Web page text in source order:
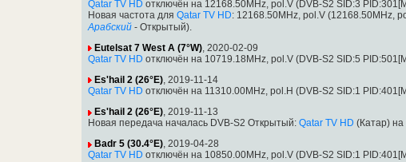
Qatar TV HD отключён на 12168.50MHz, pol.V (DVB-S2 SID:3
Новая частота для Qatar TV HD: 12168.50MHz, pol.V (12168.50MHz,
Арабский - Открытый).
Eutelsat 7 West A (7°W) , 2020-02-09
Qatar TV HD отключён на 10719.18MHz, pol.V (DVB-S2 SID:5
Es'hail 2 (26°E), 2019-11-14
Qatar TV HD отключён на 11310.00MHz, pol.H (DVB-S2 SID:1
Es'hail 2 (26°E), 2019-11-13
Новая передача началась DVB-S2 Открытый: Qatar TV HD (Катар) на
Badr 5 (30.4°E), 2019-04-28
Qatar TV HD отключён на 10850.00MHz, pol.V (DVB-S2 SID:1